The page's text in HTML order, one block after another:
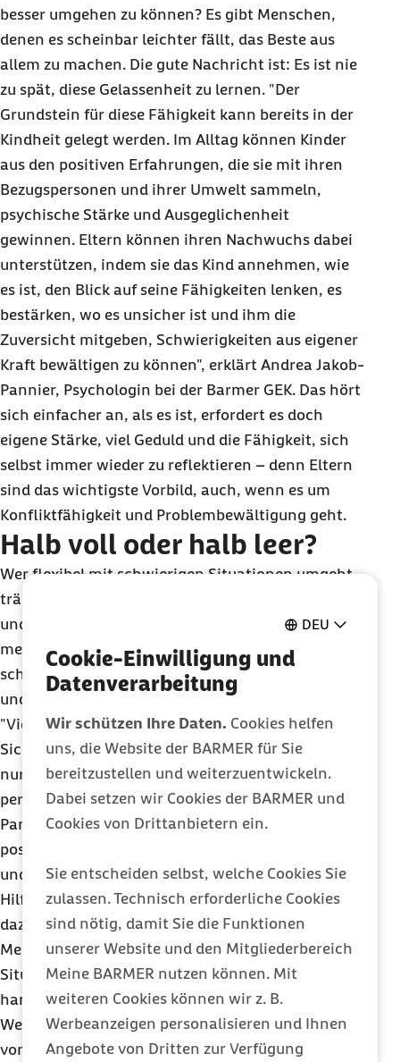
DEU
Cookie-Einwilligung und
Datenverarbeitung
Wir schützen Ihre Daten. Cookies helfen
uns, die Website der BARMER für Sie
bereitzustellen und weiterzuentwickeln.
Dabei setzen wir Cookies der BARMER und
Cookies von Drittanbietern ein.
Sie entscheiden selbst, welche Cookies Sie
zulassen. Technisch erforderliche Cookies
sind nötig, damit Sie die Funktionen
unserer Website und den Mitgliederbereich
Meine BARMER nutzen können. Mit
weiteren Cookies können wir z. B.
Werbeanzeigen personalisieren und Ihnen
Angebote von Dritten zur Verfügung
besser umgehen zu können? Es gibt Menschen,
denen es scheinbar leichter fällt, das Beste aus
allem zu machen. Die gute Nachricht ist: Es ist nie
zu spät, diese Gelassenheit zu lernen. "Der
Grundstein für diese Fähigkeit kann bereits in der
Kindheit gelegt werden. Im Alltag können Kinder
aus den positiven Erfahrungen, die sie mit ihren
Bezugspersonen und ihrer Umwelt sammeln,
psychische Stärke und Ausgeglichenheit
gewinnen. Eltern können ihren Nachwuchs dabei
unterstützen, indem sie das Kind annehmen, wie
es ist, den Blick auf seine Fähigkeiten lenken, es
bestärken, wo es unsicher ist und ihm die
Zuversicht mitgeben, Schwierigkeiten aus eigener
Kraft bewältigen zu können", erklärt Andrea Jakob-
Pannier, Psychologin bei der Barmer GEK. Das hört
sich einfacher an, als es ist, erfordert es doch
eigene Stärke, viel Geduld und die Fähigkeit, sich
selbst immer wieder zu reflektieren – denn Eltern
sind das wichtigste Vorbild, auch, wenn es um
Konfliktfähigkeit und Problembewältigung geht.
Halb voll oder halb leer?
Wer flexibel mit schwierigen Situationen umgeht,
trägt viel zu seiner psychischen Gesundheit bei
und kann auch Niederlagen oder Krisen besser
meistern. Resiliente Menschen bleiben trotz
schwieriger Lebensumstände leichter in Balance
und wachsen an Widrigkeiten. Jakob-Pannier:
"Vieles ist schlicht und ergreifend eine Sache der
Sichtweise. Stress und Hektik können entweder
nur belasten oder aber auch eine Chance zur
persönlichen Weiterentwicklung sein." Laut Jakob-
Pannier gibt es verschiedene Faktoren, die eine
positive Auseinandersetzung mit Krisen fördern
und negative Belastungsfolgen wie Angst oder
Hilflosigkeit vermindern. Neben Optimismus zählt
dazu auch Verantwortung, denn resiliente
Menschen sind überzeugt davon, dass sie die
Situation selbst gestalten können und beginnen zu
handeln. Ebenso wichtig ist Selbstwertschätzung:
Wer sich selbst vertraut, macht sich unabhängig
von der Wertschätzung anderer und erkennt